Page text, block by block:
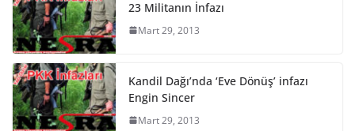
23 Militanın İnfazı
Mart 29, 2013
Kandil Dağı’nda ‘Eve Dönüş’ infazı
Engin Sincer
Mart 29, 2013